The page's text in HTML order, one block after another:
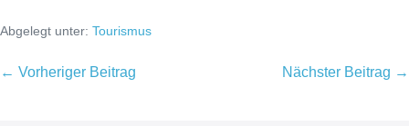
Abgelegt unter: Tourismus
Beitragsnavigation
← Vorheriger Beitrag Nächster Beitrag →